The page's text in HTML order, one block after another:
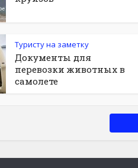
Туристу на заметку
Документы для
перевозки животных в
самолете